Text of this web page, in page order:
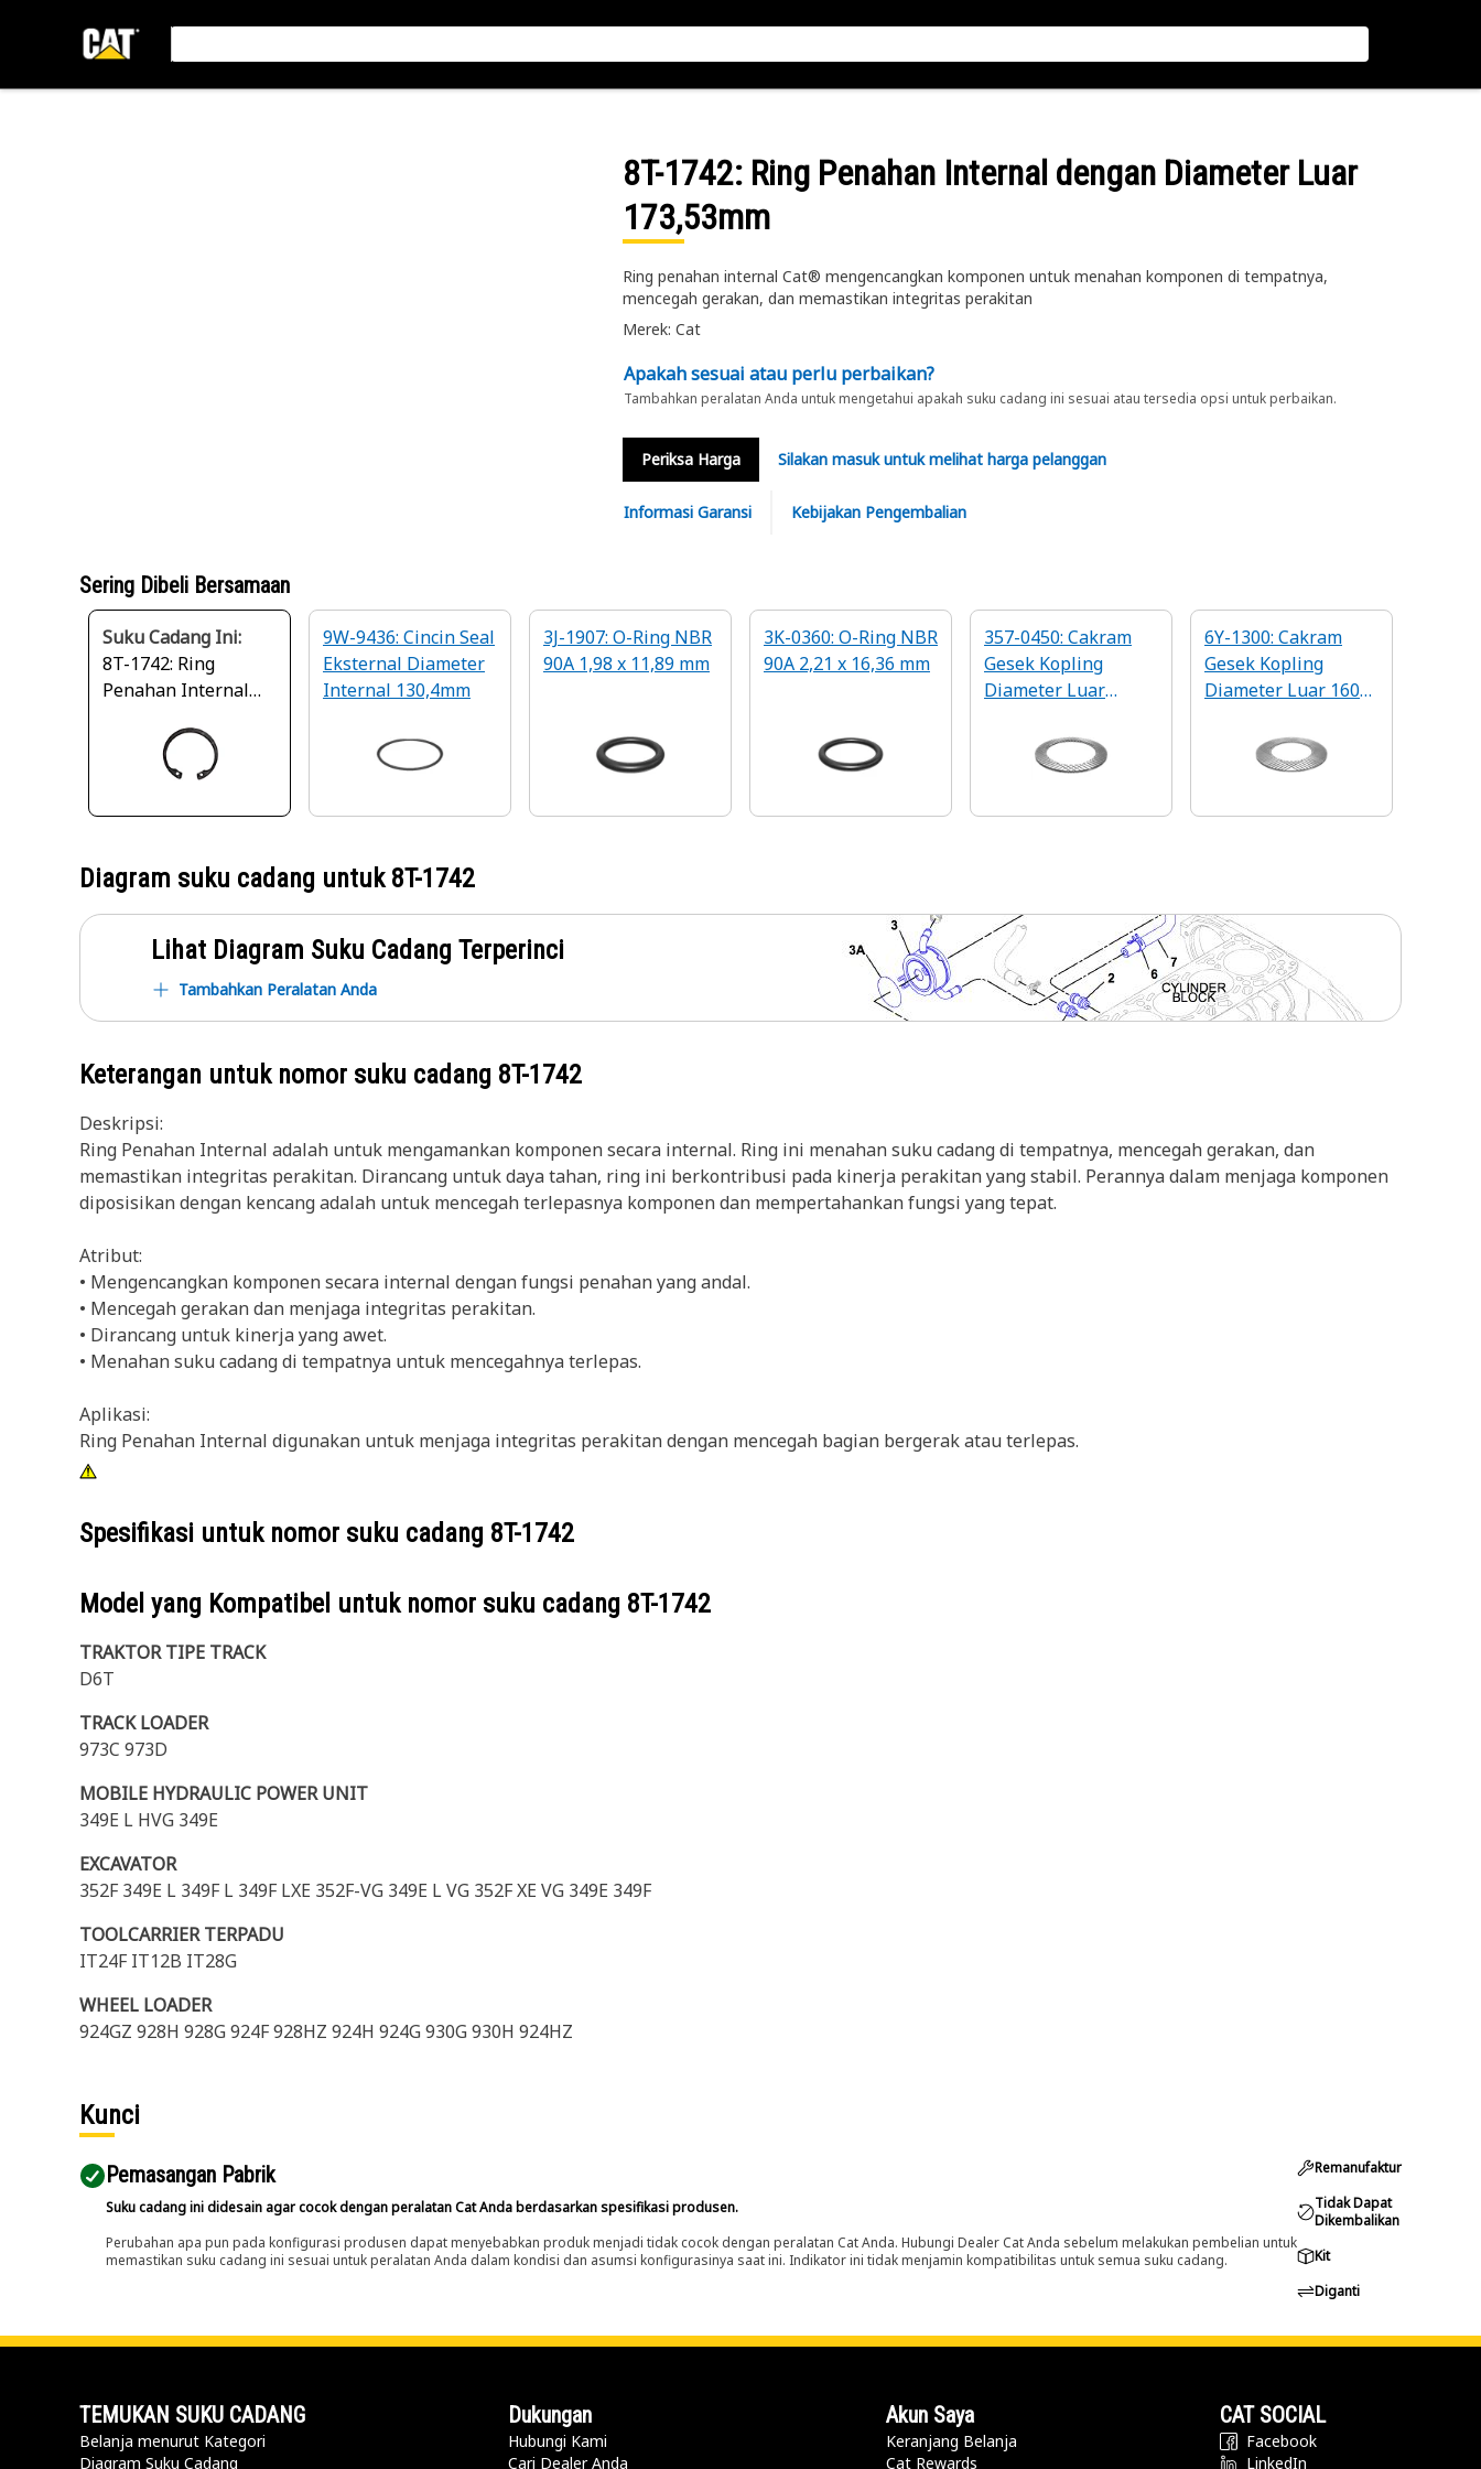
8T-1742: Ring Penahan Internal dengan Diameter Luar
173,53mm
Ring penahan internal Cat® mengencangkan komponen untuk menahan komponen di tempatnya,
mencegah gerakan, dan memastikan integritas perakitan
Merek: Cat
Apakah sesuai atau perlu perbaikan?
Tambahkan peralatan Anda untuk mengetahui apakah suku cadang ini sesuai atau tersedia opsi untuk perbaikan.
Periksa Harga Silakan masuk untuk melihat harga pelanggan
Informasi Garansi Kebijakan Pengembalian
Sering Dibeli Bersamaan
Suku Cadang Ini:
8T-1742: Ring
Penahan Internal
Luar 173,53mm
9W-9436: Cincin Seal
Eksternal Diameter
Internal 130,4mm
3J-1907: O-Ring NBR
90A 1,98 x 11,89 mm
3K-0360: O-Ring NBR
90A 2,21 x 16,36 mm
357-0450: Cakram
Gesek Kopling
Diameter Luar
6Y-1300: Cakram
Gesek Kopling
Diameter Luar 160
Diagram suku cadang untuk8T-1742
Lihat Diagram Suku Cadang Terperinci
Tambahkan Peralatan Anda
Keterangan untuk nomor suku cadang 8T-1742
Deskripsi:
Ring Penahan Internal adalah untuk mengamankan komponen secara internal. Ring ini menahan suku cadang di tempatnya, mencegah gerakan, dan
memastikan integritas perakitan. Dirancang untuk daya tahan, ring ini berkontribusi pada kinerja perakitan yang stabil. Perannya dalam menjaga komponen
diposisikan dengan kencang adalah untuk mencegah terlepasnya komponen dan mempertahankan fungsi yang tepat.
Atribut:
• Mengencangkan komponen secara internal dengan fungsi penahan yang andal.
• Mencegah gerakan dan menjaga integritas perakitan.
• Dirancang untuk kinerja yang awet.
• Menahan suku cadang di tempatnya untuk mencegahnya terlepas.
Aplikasi:
Ring Penahan Internal digunakan untuk menjaga integritas perakitan dengan mencegah bagian bergerak atau terlepas.
Spesifikasi untuk nomor suku cadang 8T-1742
Model yang Kompatibel untuk nomor suku cadang 8T-1742
TRAKTOR TIPE TRACK
D6T
TRACK LOADER
973C 973D
MOBILE HYDRAULIC POWER UNIT
349E L HVG 349E
EXCAVATOR
352F 349E L 349F L 349F LXE 352F-VG 349E L VG 352F XE VG 349E 349F
TOOLCARRIER TERPADU
IT24F IT12B IT28G
WHEEL LOADER
924GZ 928H 928G 924F 928HZ 924H 924G 930G 930H 924HZ
Kunci
Pemasangan Pabrik
Suku cadang ini didesain agar cocok dengan peralatan Cat Anda berdasarkan spesifikasi produsen.
Perubahan apa pun pada konfigurasi produsen dapat menyebabkan produk menjadi tidak cocok dengan peralatan Cat Anda. Hubungi Dealer Cat Anda sebelum melakukan pembelian untuk
memastikan suku cadang ini sesuai untuk peralatan Anda dalam kondisi dan asumsi konfigurasinya saat ini. Indikator ini tidak menjamin kompatibilitas untuk semua suku cadang.
Remanufaktur
Tidak Dapat
Dikembalikan
Kit
Diganti
TEMUKAN SUKU CADANG
Belanja menurut Kategori
Diagram Suku Cadang
Dukungan
Hubungi Kami
Cari Dealer Anda
Akun Saya
Keranjang Belanja
Cat Rewards
CAT SOCIAL
Facebook
LinkedIn